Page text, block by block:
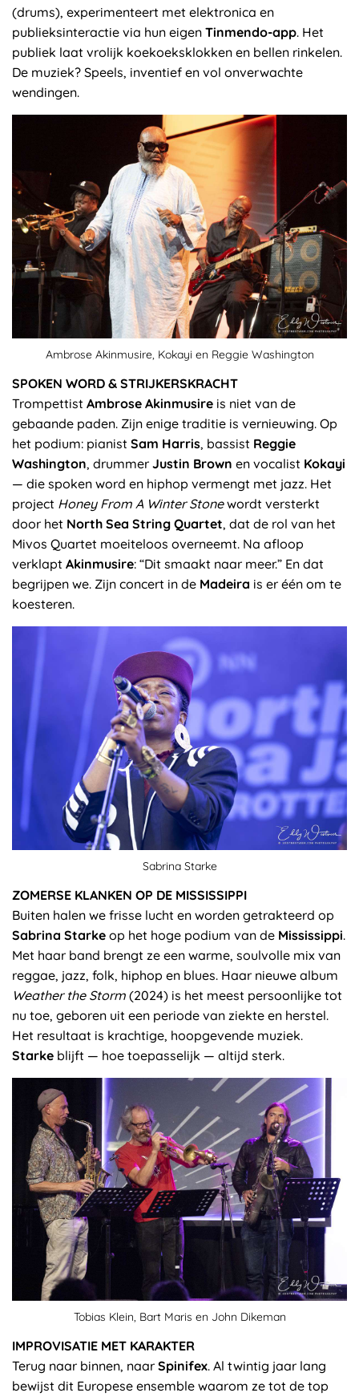
(drums), experimenteert met elektronica en
publieksinteractie via hun eigen Tinmendo-app. Het
publiek laat vrolijk koekoeksklokken en bellen rinkelen.
De muziek? Speels, inventief en vol onverwachte
wendingen.
Ambrose Akinmusire, Kokayi en Reggie Washington
SPOKEN WORD & STRIJKERSKRACHT
Trompettist Ambrose Akinmusire is niet van de
gebaande paden. Zijn enige traditie is vernieuwing. Op
het podium: pianist Sam Harris, bassist Reggie
Washington, drummer Justin Brown en vocalist Kokayi
— die spoken word en hiphop vermengt met jazz. Het
project Honey From A Winter Stonewordt versterkt
door het North Sea String Quartet, dat de rol van het
Mivos Quartet moeiteloos overneemt. Na afloop
verklapt Akinmusire: “Dit smaakt naar meer.” En dat
begrijpen we. Zijn concert in de Madeira is er één om te
koesteren.
Sabrina Starke
ZOMERSE KLANKEN OP DE MISSISSIPPI
Buiten halen we frisse lucht en worden getrakteerd op
Sabrina Starke op het hoge podium van de Mississippi.
Met haar band brengt ze een warme, soulvolle mix van
reggae, jazz, folk, hiphop en blues. Haar nieuwe album
Weather the Storm (2024) is het meest persoonlijke tot
nu toe, geboren uit een periode van ziekte en herstel.
Het resultaat is krachtige, hoopgevende muziek.
Starke blijft — hoe toepasselijk — altijd sterk.
Tobias Klein, Bart Maris en John Dikeman
IMPROVISATIE MET KARAKTER
Terug naar binnen, naar Spinifex. Al twintig jaar lang
bewijst dit Europese ensemble waarom ze tot de top